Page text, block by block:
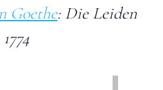
Goethe: Die Leiden